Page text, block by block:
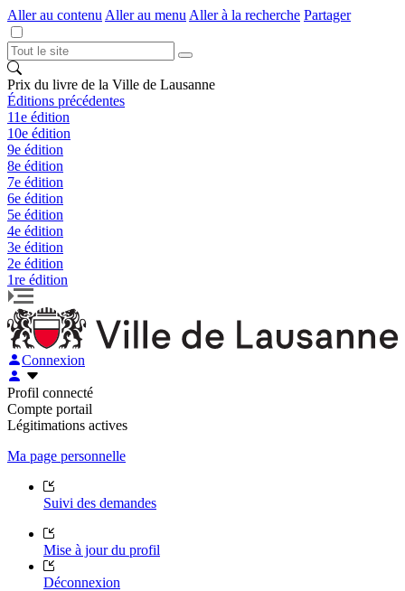
Aller au contenu Aller au menu Aller à la recherche Partager
Prix du livre de la Ville de Lausanne
Éditions précédentes
11e édition
10e édition
9e édition
8e édition
7e édition
6e édition
5e édition
4e édition
3e édition
2e édition
1re édition
Connexion
Profil connecté
Compte portail
Légitimations actives
Ma page personnelle
Suivi des demandes
Mise à jour du profil
Déconnexion